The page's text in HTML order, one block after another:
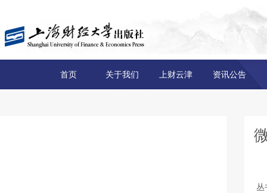
首页 关于我们 上财云津 资讯公告
丛